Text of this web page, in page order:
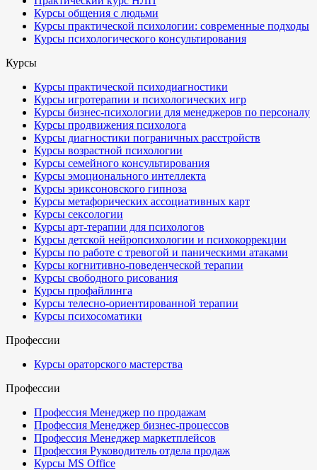
Курсы общения с людьми
Курсы практической психологии: современные подходы
Курсы психологического консультирования
Курсы
Курсы практической психодиагностики
Курсы игротерапии и психологических игр
Курсы бизнес-психологии для менеджеров по персоналу
Курсы продвижения психолога
Курсы диагностики пограничных расстройств
Курсы возрастной психологии
Курсы семейного консультирования
Курсы эмоционального интеллекта
Курсы эриксоновского гипноза
Курсы метафорических ассоциативных карт
Курсы сексологии
Курсы арт-терапии для психологов
Курсы детской нейропсихологии и психокоррекции
Курсы по работе с тревогой и паническими атаками
Курсы когнитивно-поведенческой терапии
Курсы свободного рисования
Курсы профайлинга
Курсы телесно-ориентированной терапии
Курсы психосоматики
Профессии
Курсы ораторского мастерства
Профессии
Профессия Менеджер по продажам
Профессия Менеджер бизнес-процессов
Профессия Менеджер маркетплейсов
Профессия Руководитель отдела продаж
Курсы MS Office